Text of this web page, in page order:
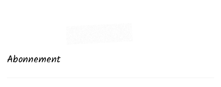
Abonnement